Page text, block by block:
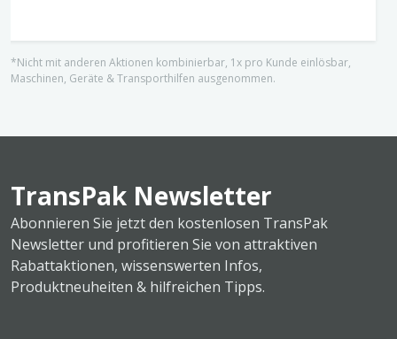
*Nicht mit anderen Aktionen kombinierbar, 1x pro Kunde einlösbar,
Maschinen, Geräte & Transporthilfen ausgenommen.
TransPak Newsletter
Abonnieren Sie jetzt den kostenlosen TransPak
Newsletter und profitieren Sie von attraktiven
Rabattaktionen, wissenswerten Infos,
Produktneuheiten & hilfreichen Tipps.